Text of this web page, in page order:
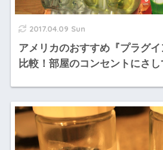
2017.04.09 Sun
アメリカのおすすめ『プラグ
比較！部屋のコンセントにさし